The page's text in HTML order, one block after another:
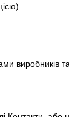
виробників